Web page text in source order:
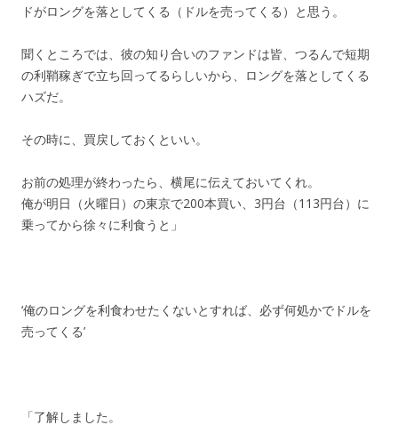
ドがロングを落としてくる（ドルを売ってくる）と思う。
聞くところでは、彼の知り合いのファンドは皆、つるんで短期
の利鞘稼ぎで立ち回ってるらしいから、ロングを落としてくる
ハズだ。
その時に、買戻しておくといい。
お前の処理が終わったら、横尾に伝えておいてくれ。
俺が明日（火曜日）の東京で200本買い、3円台（113円台）に
乗ってから徐々に利食うと」
‘俺のロングを利食わせたくないとすれば、必ず何処かでドルを
売ってくる’
「了解しました。